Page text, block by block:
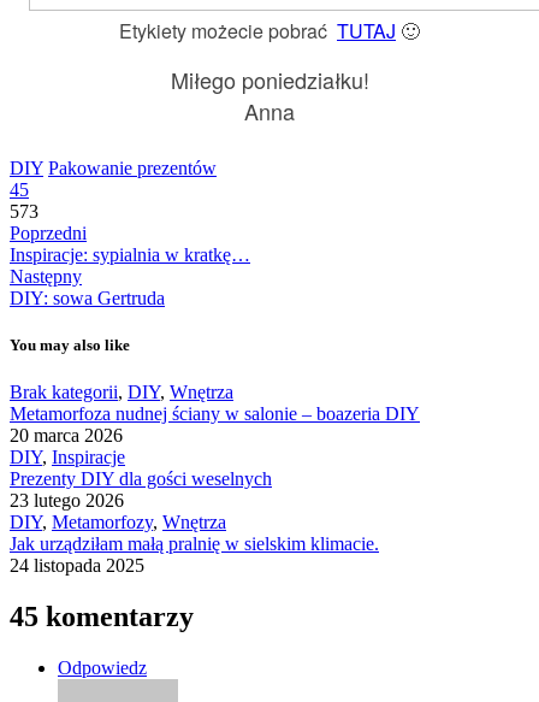
Etykiety możecie pobrać TUTAJ 🙂
Miłego poniedziałku!
Anna
DIY Pakowanie prezentów
45
573
Poprzedni
Inspiracje: sypialnia w kratkę…
Następny
DIY: sowa Gertruda
You may also like
Brak kategorii, DIY, Wnętrza
Metamorfoza nudnej ściany w salonie – boazeria DIY
20 marca 2026
DIY, Inspiracje
Prezenty DIY dla gości weselnych
23 lutego 2026
DIY, Metamorfozy, Wnętrza
Jak urządziłam małą pralnię w sielskim klimacie.
24 listopada 2025
45 komentarzy
Odpowiedz